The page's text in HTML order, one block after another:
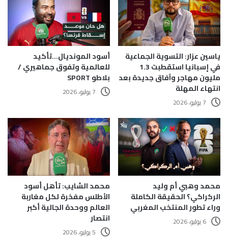
ياسين عزار: التسوية الجماعية
في إسبانيا استقطبت 1.3
مليون مهاجر وآفاق جديدة بعد
انتهاء المهلة
7 يوليو، 2026
أسود المونديال…تأكيد
للعالمية وتفوق جماهيري /
بلاطو SPORT
7 يوليو، 2026
محمد وهبي أم وليد
الركراكي؟ الحقيقة الكاملة
وراء تطور المنتخب المغربي
6 يوليو، 2026
محمد الشايب: تأهل أسود
الأطلس مفخرة لكل مغاربة
العالم ووحدة الجالية أكبر
انتصار
5 يوليو، 2026